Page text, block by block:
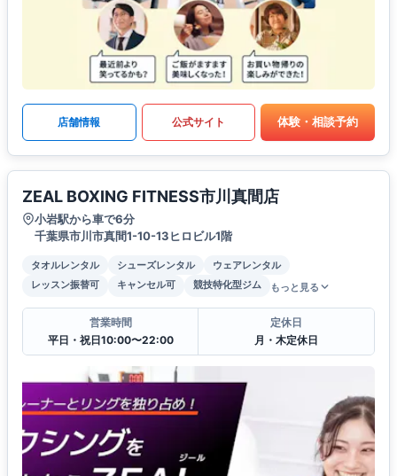
店舗情報 公式サイト 体験・相談予約
ZEAL BOXING FITNESS市川真間店
小岩駅から車で6分
千葉県市川市真間1-10-13ヒロビル1階
タオルレンタル シューズレンタル
ウェアレンタル
レッスン振替可
キャンセル可 競技特化型ジム もっと見る
営業時間
平日・祝日10:00〜22:00
定休日
月・木定休日